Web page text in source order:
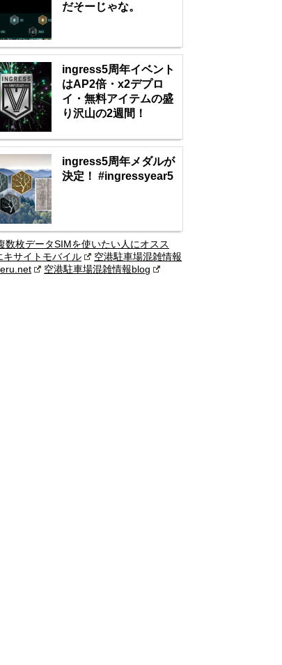
だそーじゃな。
ingress5周年イベント
はAP2倍・x2デプロ
イ・無料アイテムの盛
り沢山の2週間！
ingress5周年メダルが
決定！ #ingressyear5
数枚データSIMを使いたい人にオスス
キサイトモバイル
空港駐車場混雑情報
空港駐車場混雑情報blog